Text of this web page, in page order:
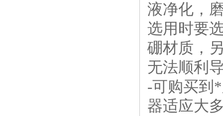
液净化，
选用时要
硼材质，
无法顺利
-可购买到
器适应大